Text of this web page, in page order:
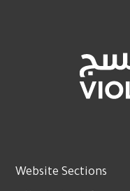
Website Sections